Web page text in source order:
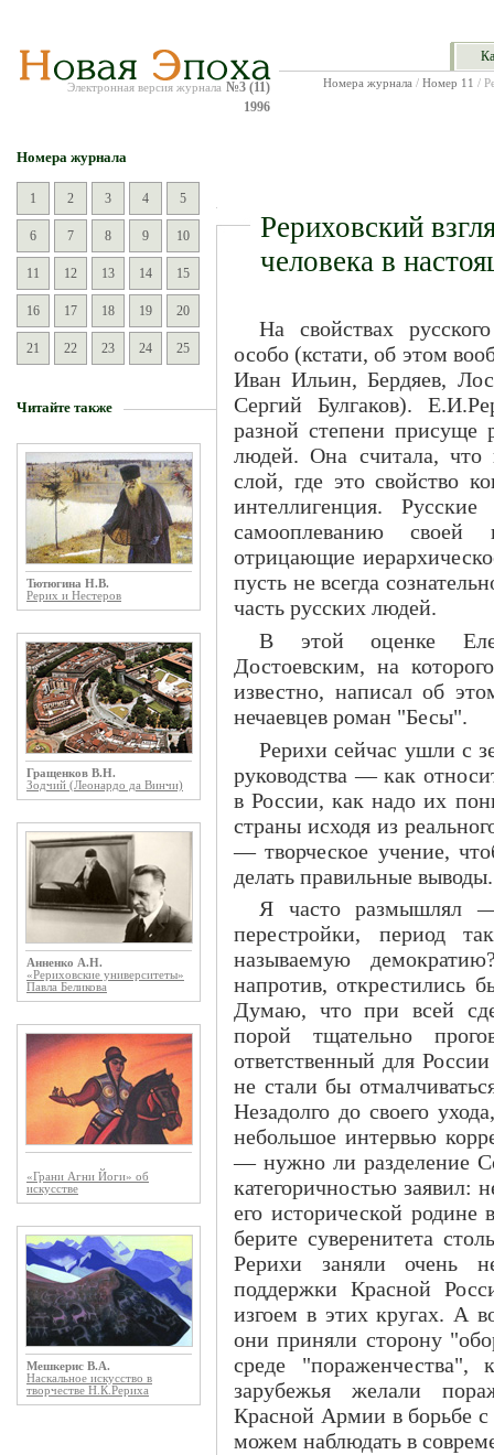
Электронная версия журнала №3 (11)
1996
Номера журнала / Номер 11 /
Номера журнала
1 2 3 4 5
6 7 8 9 10
11 12 13 14 15
16 17 18 19 20
21 22 23 24 25
Читайте также
Тютюгина Н.В.
Рерих и Нестеров
Гращенков В.Н.
Зодчий (Леонардо да Винчи)
Анненко А.Н.
«Рериховские университеты»
Павла Беликова
«Грани Агни Йоги» об
искусстве
Мешкерис В.А.
Наскальное искусство в
творчестве Н.К.Рериха
Рериховский
человека в
На свойствах
особо (кстати, об этом
Иван Ильин, Бердяев,
Сергий Булгаков).
разной степени присуще
людей. Она считала, что
слой, где это свойство
интеллигенция.
самооплеванию
отрицающие
пусть не всегда
часть русских людей.
В этой оценке
Достоевским, на
известно, написал об
нечаевцев роман "Бесы".
Рерихи сейчас ушли с
руководства — как
в России, как надо их
страны исходя из
— творческое учение,
делать правильные выводы.
Я часто размышлял
перестройки, период
называемую
напротив, открестились
Думаю, что при всей
порой тщательно
ответственный для
не стали бы
Незадолго до своего
небольшое интервью
— нужно ли разделение
категоричностью
его исторической родине
берите суверенитета
Рерихи заняли очень
поддержки Красной
изгоем в этих кругах. А
они приняли сторону
среде "пораженчества",
зарубежья желали
Красной Армии в борьбе
можем наблюдать в